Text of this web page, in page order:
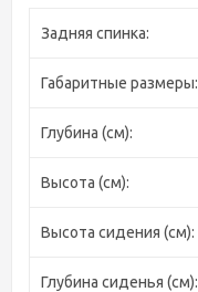
Задняя спинка:
Габаритные размеры:
Глубина (см):
Высота (см):
Высота сидения (см):
Глубина сиденья (см):